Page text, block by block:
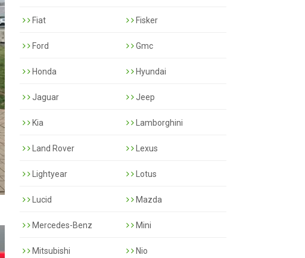
Fiat Fisker
Ford Gmc
Honda Hyundai
Jaguar Jeep
Kia Lamborghini
Land Rover Lexus
Lightyear Lotus
Lucid Mazda
Mercedes-Benz Mini
Mitsubishi Nio